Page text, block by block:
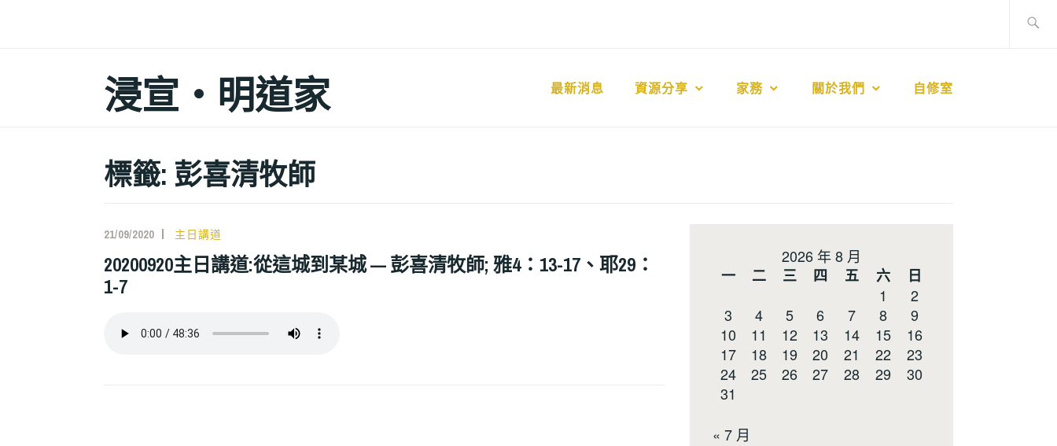
浸宣‧明道家 最新消息 資源分享 家務 關於我們 自修室
標籤: 彭喜清牧師
21/09/2020 主日講道
20200920主日講道:從這城到某城 — 彭喜清牧師; 雅4：13-17、耶29：
1-7
2026 年 8 月
一
二 三 四 五 六
日
1
2
3
4 5 6 7 8
9
10
11 12 13 14 15
16
17
18 19 20 21 22
23
24
25 26 27 28 29
30
31
« 7 月